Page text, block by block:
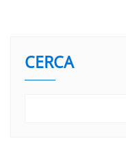
CERCA